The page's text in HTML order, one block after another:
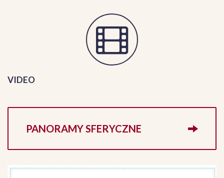
VIDEO
PANORAMY SFERYCZNE